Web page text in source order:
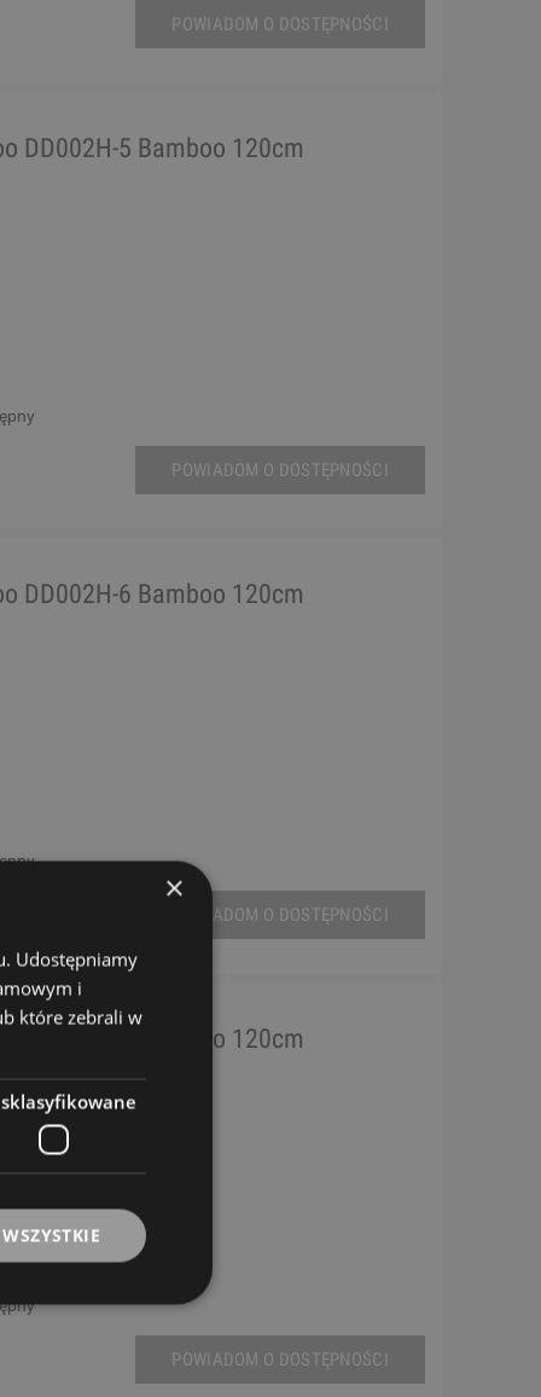
POWIADOM O DOSTĘPNOŚCI
DD002H-5 Bamboo 120cm
POWIADOM O DOSTĘPNOŚCI
DD002H-6 Bamboo 120cm
POWIADOM O DOSTĘPNOŚCI
DD002H-7 Bamboo 120cm
POWIADOM O DOSTĘPNOŚCI
×
Udostępniamy
i
które zebrali w